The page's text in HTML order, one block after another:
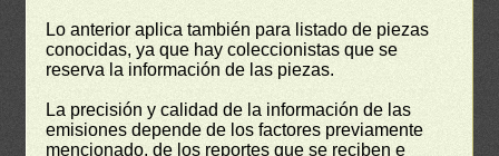
Lo anterior aplica también para listado de piezas
conocidas, ya que hay coleccionistas que se
reserva la información de las piezas.
La precisión y calidad de la información de las
emisiones depende de los factores previamente
mencionado, de los reportes que se reciben e